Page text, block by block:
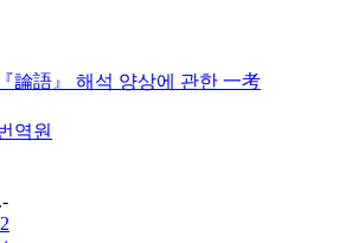
論語』 해석 양상에 관한 一考
역원
2